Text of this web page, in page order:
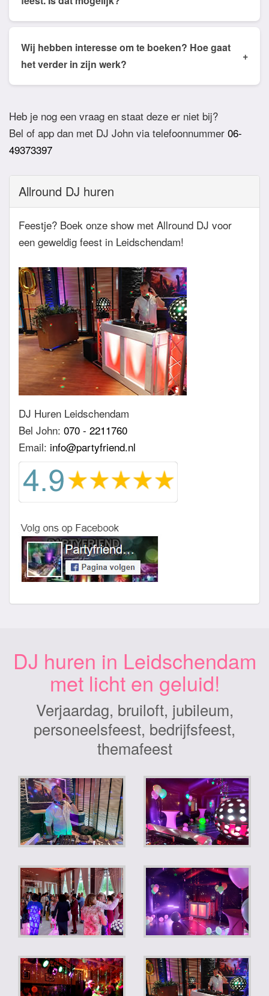
de email of app welke nummers of stijlen jullie niet
willen horen. De DJ houdt daar dan rekening mee.
Wij hebben interesse om te boeken? Hoe gaat
het verder in zijn werk?
+
zodat het feest definitief geboekt is. Wij vragen
overigens geen aanbetaling. Tegen die dat het
feest eraan komt zullen we nog even contact
hebben betreft de muziekwensen en de planning
van de avond. Daarnaast zijn wij altijd bereikbaar
zowel telefonisch, via e-mail of de app.
Heb je nog een vraag en staat deze er niet bij?
Bel of app dan met DJ John via telefoonnummer 06-
49373397
Allround DJ huren
Feestje? Boek onze show met Allround DJ voor
een geweldig feest in Leidschendam!
DJ Huren Leidschendam
Bel John: 070 - 2211760
Email: info@partyfriend.nl
DJ huren in Leidschendam
met licht en geluid!
Verjaardag, bruiloft, jubileum,
personeelsfeest, bedrijfsfeest,
themafeest